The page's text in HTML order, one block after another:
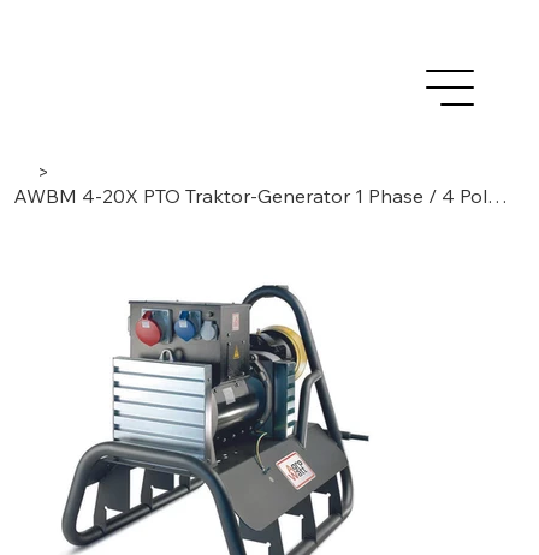
>
AWBM 4-20X PTO Traktor-Generator 1 Phase / 4 Pole, bürstenlos/AVR. Schwerlast